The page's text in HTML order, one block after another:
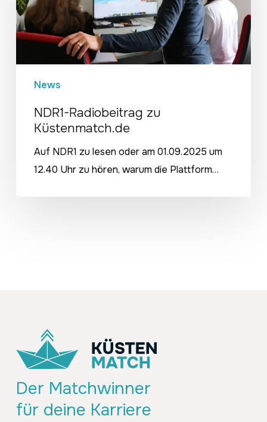
News
NDR1-Radiobeitrag zu
Küstenmatch.de
Auf NDR1 zu lesen oder am 01.09.2025 um
12.40 Uhr zu hören, warum die Plattform…
Der Matchwinner
für deine Karriere